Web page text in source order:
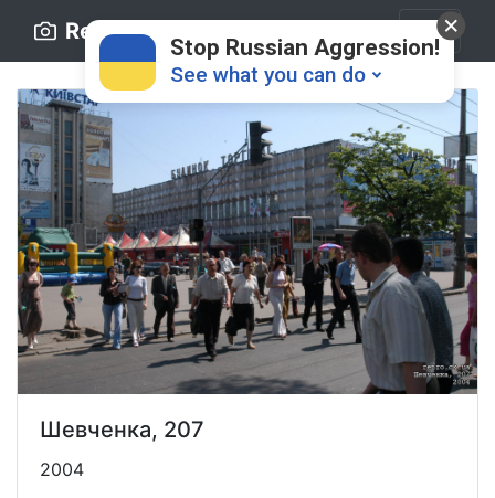
Retro.ck.ua
Шевченка, 207
2004
Stop Russian Aggression!
See what you can do
Donate 💸
Support Ukraine ❤
Share this widget